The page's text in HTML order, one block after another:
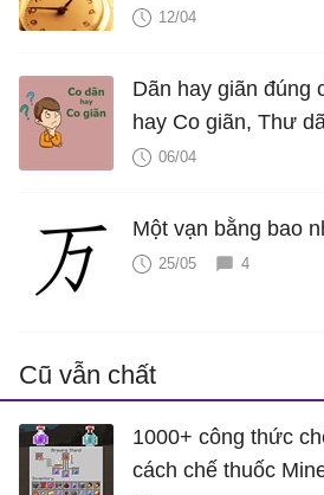
12/04
Dãn hay giãn đúng
hay Co giãn, Thư
mới đúng?
06/04
Một vạn bằng bao
25/05 4
Cũ vẫn chất
1000+ công thức
cách chế thuốc